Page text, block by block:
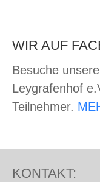
WIR AUF
Besuche unsere
Leygrafenhof
Teilnehmer.
KONTAKT: